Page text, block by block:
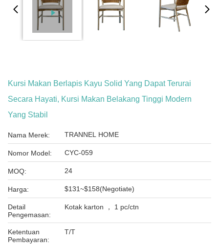
Kursi Makan Berlapis Kayu Solid Yang Dapat Terurai
Secara Hayati, Kursi Makan Belakang Tinggi Modern
Yang Stabil
Nama Merek: TRANNEL HOME
Nomor Model: CYC-059
MOQ: 24
Harga: $131~$158(Negotiate)
Detail
Pengemasan:
Kotak karton ， 1 pc/ctn
Ketentuan
Pembayaran:
T/T